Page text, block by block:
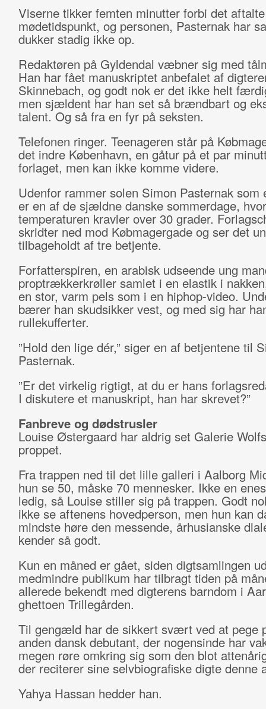
Viserne tikker femten minutter forbi det aftalte
mødetidspunkt, og personen, Pasternak har
dukker stadig ikke op.
Redaktøren på Gyldendal væbner sig med
Han har fået manuskriptet anbefalet af
Skinnebach, og godt nok er det ikke helt
men sjældent har han set så brændbart og
talent. Og så fra en fyr på seksten.
Telefonen ringer. Teenageren står på
det indre København, en gåtur på et par
forlaget, men kan ikke komme videre.
Udenfor rammer solen Simon Pasternak som
er en af de sjældne danske sommerdage, hvor
temperaturen kravler over 30 grader.
skridter ned mod Købmagergade og ser det
tilbageholdt af tre betjente.
Forfatterspiren, en arabisk udseende ung
proptrækkerkrøller samlet i en elastik i
en stor, varm pels som i en hiphop-video.
bærer han skudsikker vest, og med sig har
rullekufferter.
”Hold den lige dér,” siger en af betjentene til
Pasternak.
”Er det virkelig rigtigt, at du er hans
I diskutere et manuskript, han har skrevet?”
Fanbreve og dødstrusler
Louise Østergaard har aldrig set Galerie
proppet.
Fra trappen ned til det lille galleri i Aalborg
hun se 50, måske 70 mennesker. Ikke en
ledig, så Louise stiller sig på trappen. Godt
ikke se aftenens hovedperson, men hun kan
mindste høre den messende, århusianske
kender så godt.
Kun en måned er gået, siden digtsamlingen
medmindre publikum har tilbragt tiden på
allerede bekendt med digterens barndom i
ghettoen Trillegården.
Til gengæld har de sikkert svært ved at pege
anden dansk debutant, der nogensinde har
megen røre omkring sig som den blot
der reciterer sine selvbiografiske digte denne
Yahya Hassan hedder han.